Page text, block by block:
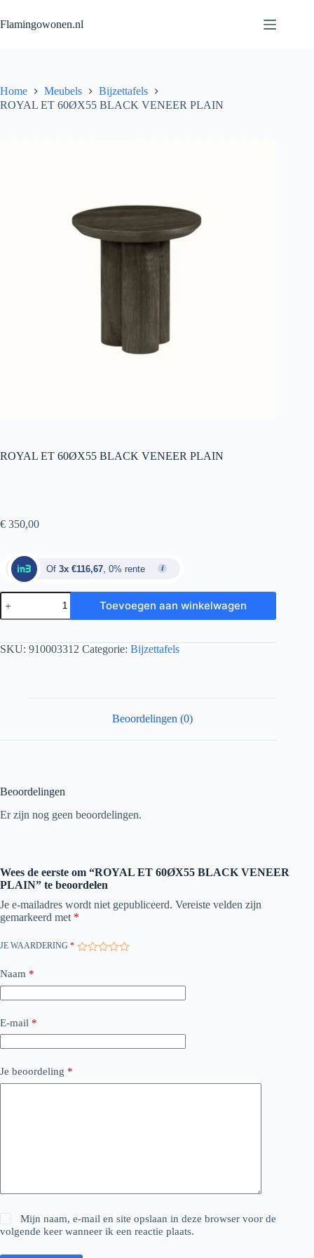
Flamingowonen.nl
Home Meubels
Bijzettafels
ROYAL ET 60ØX55 BLACK VENEER PLAIN
ROYAL ET 60ØX55 BLACK VENEER PLAIN
€ 350,00
Of 3x €116,67 , 0% rente
Toevoegen aan winkelwagen
SKU: 910003312 Categorie: Bijzettafels
Beoordelingen (0)
Beoordelingen
Er zijn nog geen beoordelingen.
Wees de eerste om “ROYAL ET 60ØX55 BLACK VENEER
PLAIN” te beoordelen
Je e-mailadres wordt niet gepubliceerd. Vereiste velden zijn
gemarkeerd met *
JE WAARDERING *
Naam *
E-mail *
Je beoordeling *
Mijn naam, e-mail en site opslaan in deze browser voor de
volgende keer wanneer ik een reactie plaats.